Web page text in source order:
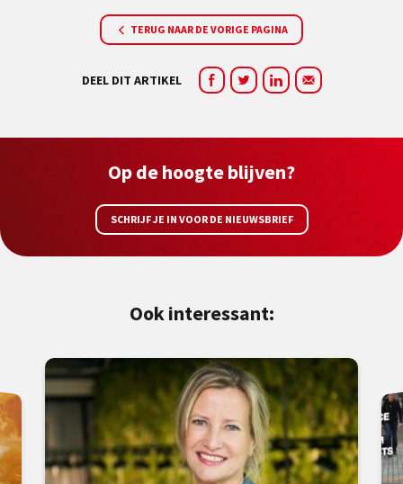
TERUG NAAR DE VORIGE PAGINA
DEEL DIT ARTIKEL
Op de hoogte blijven?
SCHRIJF JE IN VOOR DE NIEUWSBRIEF
Ook interessant: